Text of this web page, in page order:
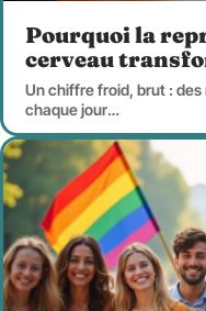
Pourquoi la
cerveau
Un chiffre froid, brut :
chaque jour…